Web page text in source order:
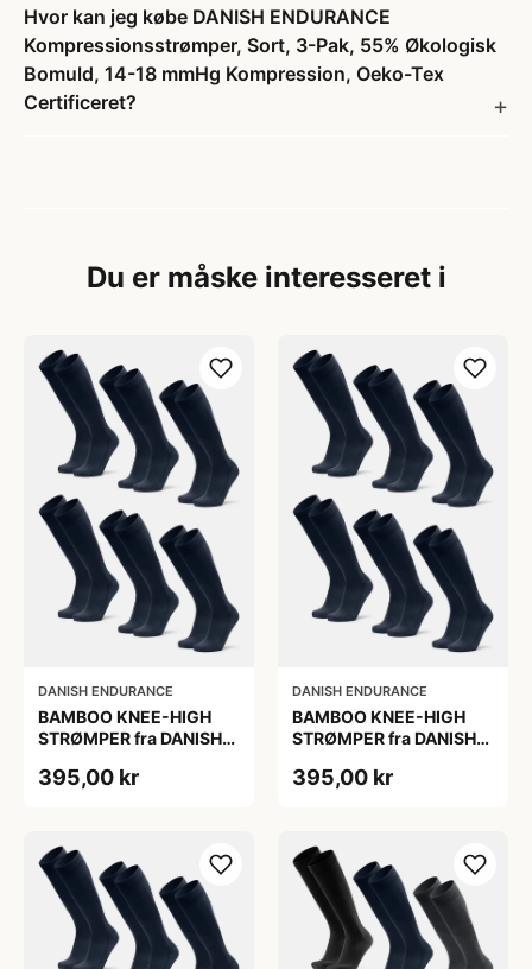
Hvor kan jeg købe DANISH ENDURANCE
Kompressionsstrømper, Sort, 3-Pak, 55% Økologisk
Bomuld, 14-18 mmHg Kompression, Oeko-Tex
Certificeret?
Du er måske interesseret i
DANISH ENDURANCE
BAMBOO KNEE-HIGH
STRØMPER fra DANISH
6-Pak, Knæhøj, Bambus,
OEKO-TEX® STANDARD
100 cert.
395,00 kr
DANISH ENDURANCE
BAMBOO KNEE-HIGH
STRØMPER fra DANISH
6-Pak, Knæhøj, Bambus,
OEKO-TEX® STANDARD
100 cert.
395,00 kr